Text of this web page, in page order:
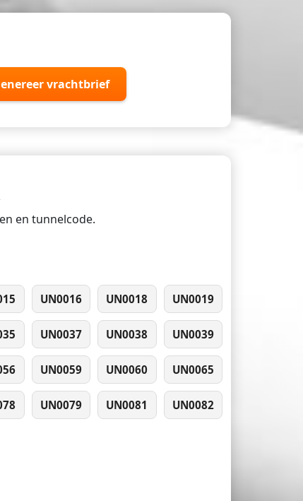
vrachtbrief
en tunnelcode.
UN0016 UN0018 UN0019
UN0037 UN0038 UN0039
UN0059 UN0060 UN0065
UN0079 UN0081 UN0082